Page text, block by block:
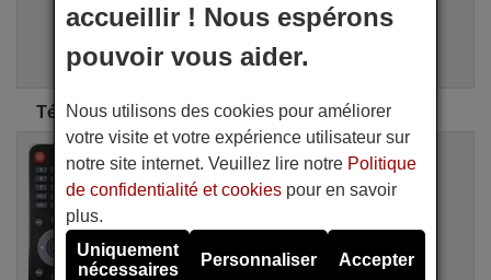
Recherche Avancée
Assistant de recherche
Télécommandes d'origine Echovision
ECHOVISION TASSILI
Non disponible
(voir télécommandes équivalentes disponibles)
Echovision
accueillir ! Nous espérons
pouvoir vous aider.
Nous utilisons des cookies pour améliorer
votre visite et votre expérience utilisateur sur
notre site internet. Veuillez lire notre Politique
de confidentialité et cookies pour en savoir
plus.
Uniquement
nécessaires
Personnaliser Accepter